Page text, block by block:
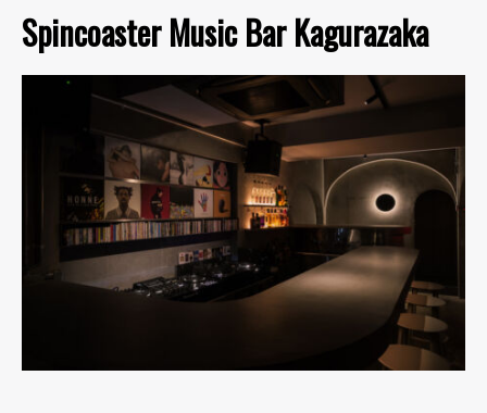
Spincoaster Music Bar Kagurazaka